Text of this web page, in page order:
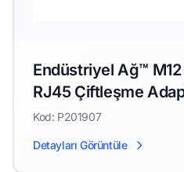
Endüstriyel Ağ™
RJ45 Çiftleşme
Kod: P201907
Detayları Görüntüle